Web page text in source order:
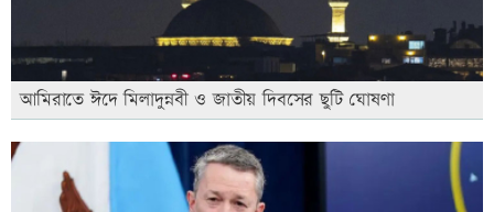
আমিরাতে ঈদে মিলাদুন্নবী ও জাতীয় দিবসের ছুটি ঘোষণা